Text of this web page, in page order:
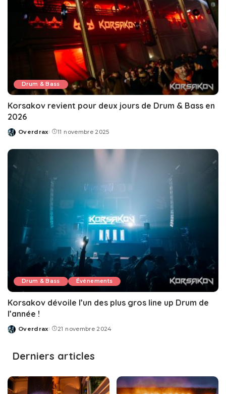
Drum & Bass
Korsakov revient pour deux jours de Drum & Bass en
2026
Posted
Overdrax 11 novembre 2025
Drum & Bass Événements
Korsakov dévoile l’un des plus gros line up Drum de
l’année !
Posted
Overdrax 21 novembre 2024
Derniers articles